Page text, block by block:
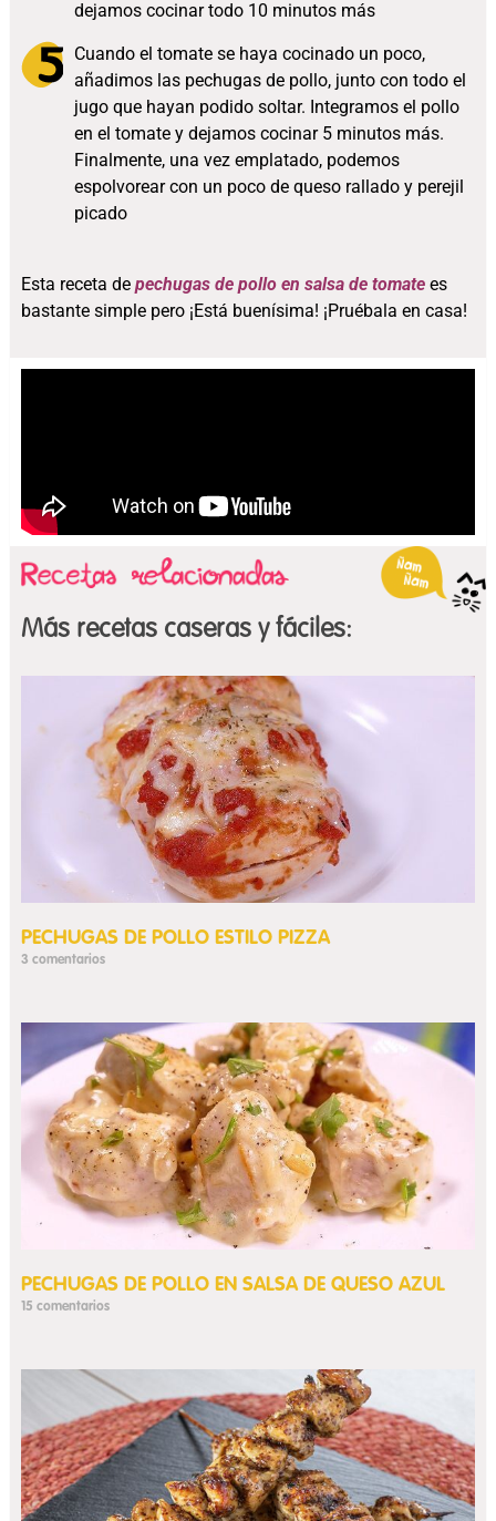
dejamos cocinar todo 10 minutos más
Cuando el tomate se haya cocinado un poco,
añadimos las pechugas de pollo, junto con todo el
jugo que hayan podido soltar. Integramos el pollo
en el tomate y dejamos cocinar 5 minutos más.
Finalmente, una vez emplatado, podemos
espolvorear con un poco de queso rallado y perejil
picado
Esta receta de pechugas de pollo en salsa de tomatees
bastante simple pero ¡Está buenísima! ¡Pruébala en casa!
Más recetas caseras y fáciles:
PECHUGAS DE POLLO ESTILO PIZZA
3 comentarios
PECHUGAS DE POLLO EN SALSA DE QUESO AZUL
15 comentarios